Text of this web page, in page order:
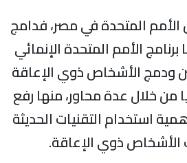
المتحدة في مصر، فدامج
الأمم المتحدة الإنمائي
الأشخاص ذوي الإعاقة
خلال عدة محاور، منها رفع
استخدام التقنيات الحديثة
ذوي الإعاقة.